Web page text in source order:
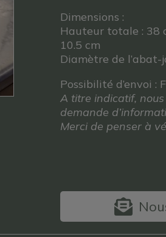
Dimensions :
Hauteur totale : 38
10.5 cm
Diamètre de l’abat-
Possibilité d’envoi :
A titre indicatif,
demande
Merci de penser à